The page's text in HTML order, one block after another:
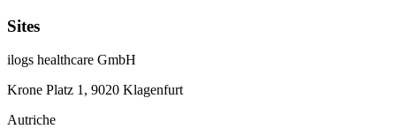
Sites
ilogs healthcare GmbH
Krone Platz 1, 9020 Klagenfurt
Autriche